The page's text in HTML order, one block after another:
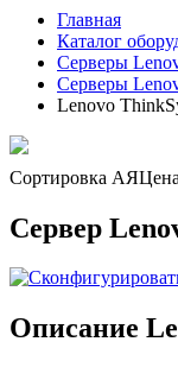
Главная
Каталог
Серверы
Серверы
Lenovo
Сортировка АЯЦенa
Сервер
Описание